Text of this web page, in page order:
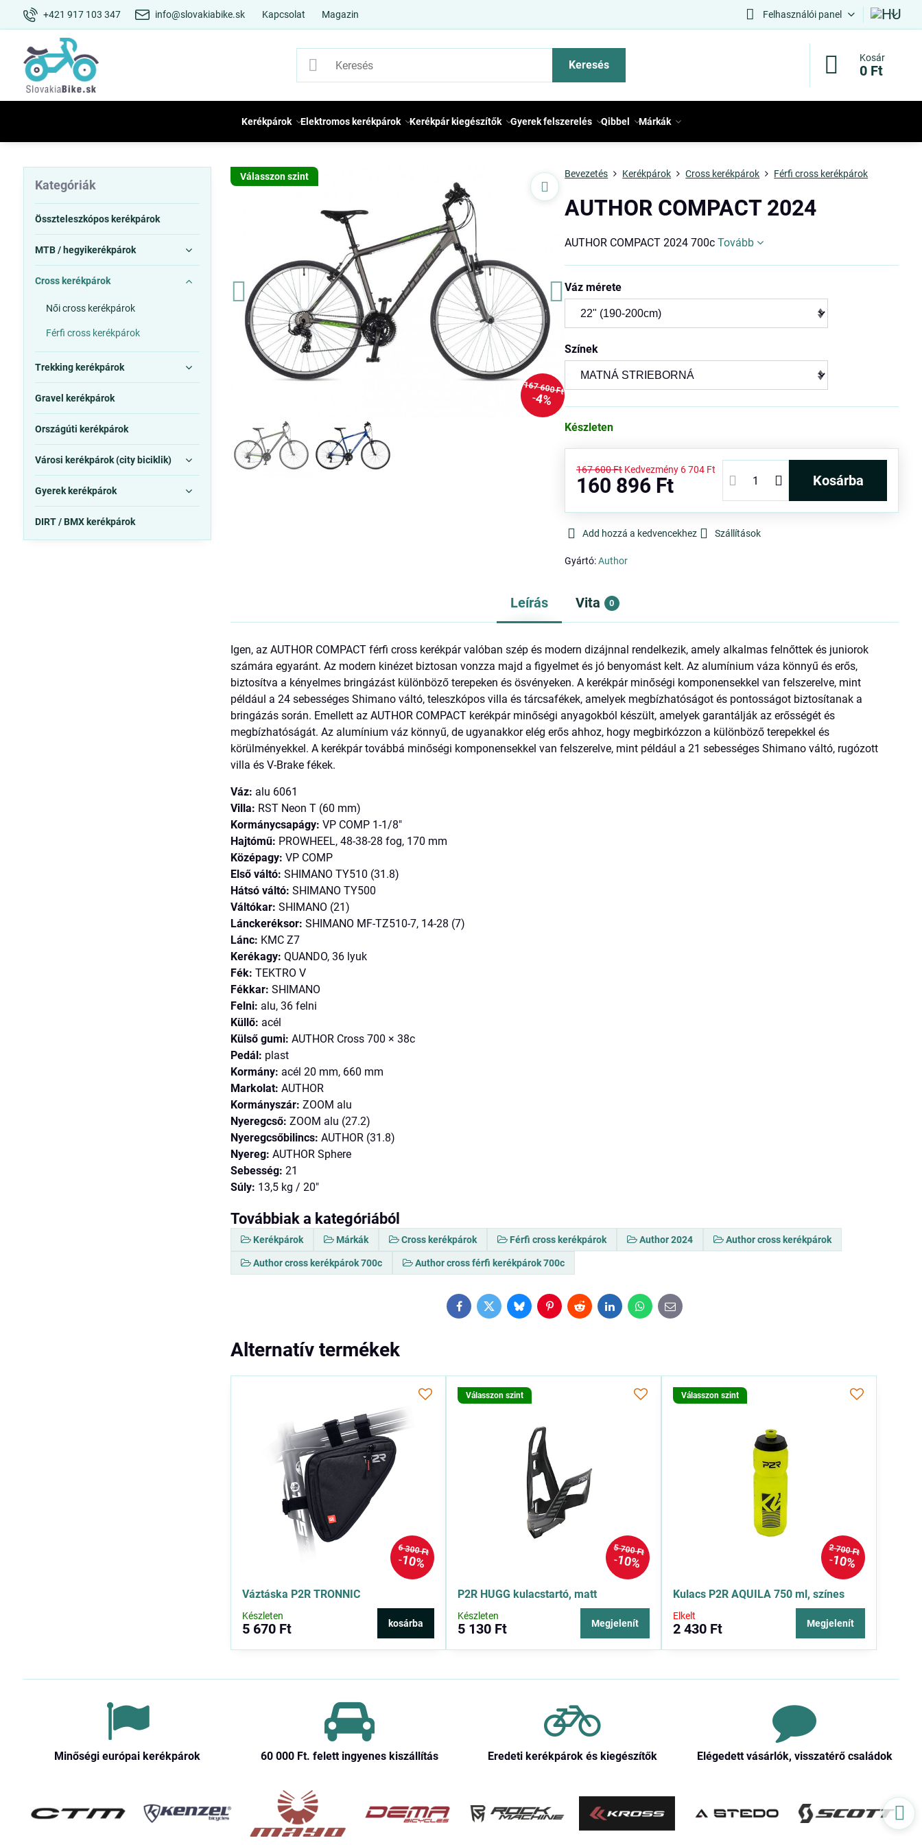
+421 917 103 347 info@slovakiabike.sk Kapcsolat Magazin Felhasználói panel
Keresés
Kosár
0 Ft
Kerékpárok Elektromos kerékpárok Kerékpár kiegészítők Gyerek felszerelés Qibbel Márkák
Válasszon szint
167 600 Ft
4%
Bevezetés Kerékpárok Cross kerékpárok Férfi cross kerékpárok
AUTHOR COMPACT 2024
AUTHOR COMPACT 2024 700cTovább
Váz mérete
Színek
Készleten
167 600 Ft Kedvezmény 6 704 Ft
160 896 Ft kosárba
Add hozzá a kedvencekhez Szállítások
Gyártó:Author
Leírás Vita 0
Igen, az AUTHOR COMPACT férfi cross kerékpár valóban szép és modern dizájnnal rendelkezik, amely alkalmas felnőttek és juniorok
számára egyaránt. Az modern kinézet biztosan vonzza majd a figyelmet és jó benyomást kelt. Az alumínium váza könnyű és erős,
biztosítva a kényelmes bringázást különböző terepeken és ösvényeken. A kerékpár minőségi komponensekkel van felszerelve, mint
például a 24 sebességes Shimano váltó, teleszkópos villa és tárcsafékek, amelyek megbízhatóságot és pontosságot biztosítanak a
bringázás során. Emellett az AUTHOR COMPACT kerékpár minőségi anyagokból készült, amelyek garantálják az erősségét és
megbízhatóságát. Az alumínium váz könnyű, de ugyanakkor elég erős ahhoz, hogy megbirkózzon a különböző terepekkel és
körülményekkel. A kerékpár továbbá minőségi komponensekkel van felszerelve, mint például a 21 sebességes Shimano váltó, rugózott
villa és V-Brake fékek.
Váz: alu 6061
Villa: RST Neon T (60 mm)
Kormánycsapágy: VP COMP 1-1/8"
Hajtómű: PROWHEEL, 48-38-28 fog, 170 mm
Középagy: VP COMP
Első váltó: SHIMANO TY510 (31.8)
Hátsó váltó: SHIMANO TY500
Váltókar: SHIMANO (21)
Lánckeréksor: SHIMANO MF-TZ510-7, 14-28 (7)
Lánc: KMC Z7
Kerékagy: QUANDO, 36 lyuk
Fék: TEKTRO V
Fékkar: SHIMANO
Felni: alu, 36 felni
Küllő: acél
Külső gumi: AUTHOR Cross 700 × 38c
Pedál: plast
Kormány: acél 20 mm, 660 mm
Markolat: AUTHOR
Kormányszár: ZOOM alu
Nyeregcső: ZOOM alu (27.2)
Nyeregcsőbilincs: AUTHOR (31.8)
Nyereg: AUTHOR Sphere
Sebesség: 21
Súly: 13,5 kg / 20"
Továbbiak a kategóriából
Kerékpárok Márkák Cross kerékpárok Férfi cross kerékpárok Author 2024 Author cross kerékpárok
Author cross kerékpárok 700c Author cross férfi kerékpárok 700c
FacebookTwitterBlueskyPinterestRedditLinkedInWhatsApp
E-
mail
Alternatív termékek
6 300 Ft
10%
Váztáska P2R TRONNIC
Készleten
5 670 Ft kosárba
5 700 Ft
10%
Válasszon szint
P2R HUGG kulacstartó, matt
Készleten
5 130 Ft Megjelenít
2 700 Ft
10%
Válasszon szint
Kulacs P2R AQUILA 750 ml, színes
Elkelt
2 430 Ft Megjelenít
Kategóriák
Összteleszkópos kerékpárok
MTB / hegyikerékpárok
Cross kerékpárok
Női cross kerékpárok
Férfi cross kerékpárok
Trekking kerékpárok
Gravel kerékpárok
Országúti kerékpárok
Városi kerékpárok (city biciklik)
Gyerek kerékpárok
DIRT / BMX kerékpárok
Minőségi európai kerékpárok 60 000 Ft​. felett ingyenes kiszállítás Eredeti kerékpárok és kiegészítők Elégedett vásárlók, visszatérő családok